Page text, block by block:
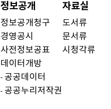
정보공개
정보공개청구
경영공시
사전정보공표
데이터개방
공공데이터
공공누리저작권
자료실
도서류
문서류
시청각류